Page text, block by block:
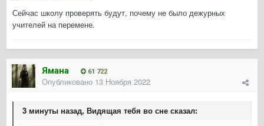
Сейчас школу проверять будут, почему не было дежурных
учителей на перемене.
Ямана 61 722
Опубликовано 13 Ноября 2022
3 минуты назад, Видящая тебя во сне сказал: